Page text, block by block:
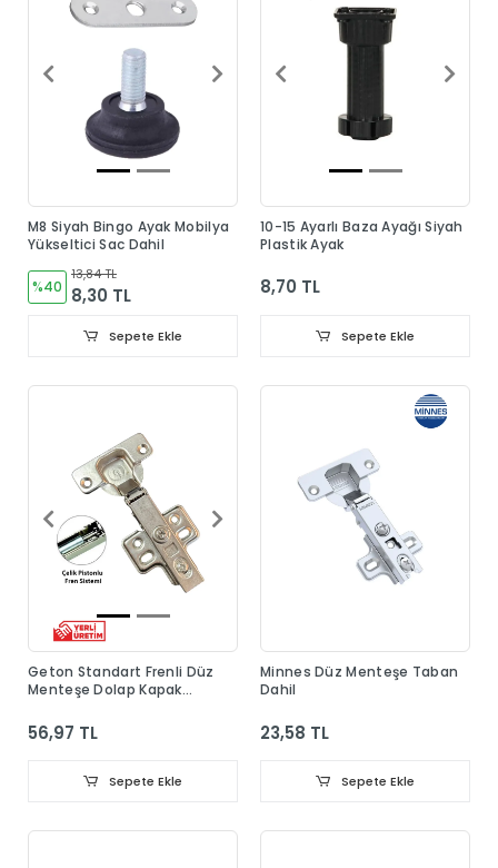
M8 Siyah Bingo Ayak Mobilya
Yükseltici Sac Dahil
%40
13,84 TL
8,30 TL
Sepete Ekle
10-15 Ayarlı Baza Ayağı Siyah
Plastik Ayak
8,70 TL
Sepete Ekle
Geton Standart Frenli Düz
Menteşe Dolap Kapak
56,97 TL
Sepete Ekle
Minnes Düz Menteşe Taban
Dahil
23,58 TL
Sepete Ekle